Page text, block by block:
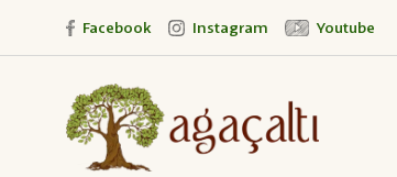
Facebook Instagram Youtube